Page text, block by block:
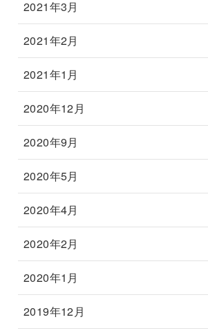
2021年3月
2021年2月
2021年1月
2020年12月
2020年9月
2020年5月
2020年4月
2020年2月
2020年1月
2019年12月